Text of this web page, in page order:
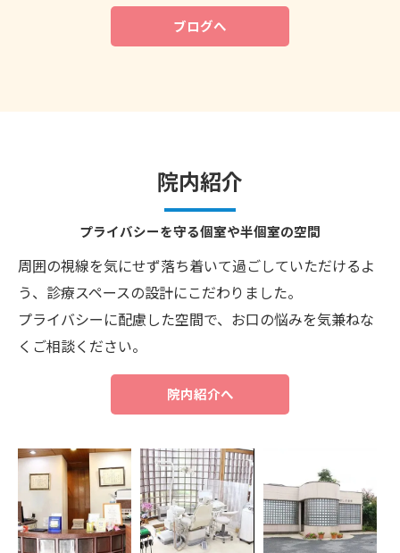
ブログへ
プライバシーを守る個室や半個室の空間
院内紹介
周囲の視線を気にせず落ち着いて過ごしていただけるよ
う、診療スペースの設計にこだわりました。
プライバシーに配慮した空間で、お口の悩みを気兼ねな
くご相談ください。
院内紹介へ
お問い合わせはこちら